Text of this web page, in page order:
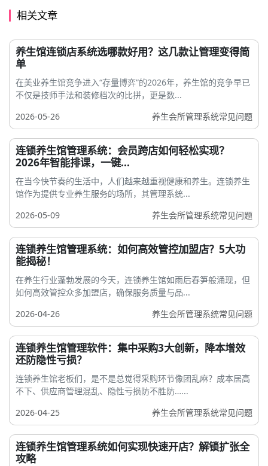
相关文章
养生馆连锁店系统选哪款好用？这几款让管理变得简
单
在美业养生馆竞争进入“存量博弈”的2026年，养生馆的竞争早已
不仅是技师手法和装修档次的比拼，更是数...
2026-05-26
养生会所管理系统常见问题
连锁养生馆管理系统：会员跨店如何轻松实现？
2026年智能排课，一键...
在当今快节奏的生活中，人们越来越重视健康和养生。连锁养生
馆作为提供专业养生服务的场所，其管理系统...
2026-05-09
养生会所管理系统常见问题
连锁养生馆管理系统：如何高效管控加盟店？5大功
能揭秘！
在养生行业蓬勃发展的今天，连锁养生馆如雨后春笋般涌现，但
如何高效管控众多加盟店，确保服务质量与品...
2026-04-26
养生会所管理系统常见问题
连锁养生馆管理软件：集中采购3大创新，降本增效
还防隐性亏损？
连锁养生馆老板们，是不是总觉得采购环节像团乱麻？成本居高
不下、供应商管理混乱、隐性亏损防不胜防…...
2026-04-25
养生会所管理系统常见问题
连锁养生馆管理系统如何实现快速开店？解锁扩张全
攻略